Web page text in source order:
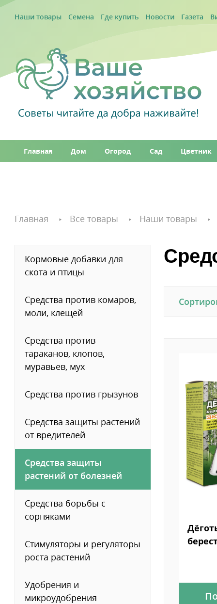
Наши товары Семена Где купить Новости Газета
Главная Дом Огород Сад Цветник
Главная Все товары Наши товары
Кормовые добавки для
скота и птицы
Средства против комаров,
моли, клещей
Средства против
тараканов, клопов,
муравьев, мух
Средства против грызунов
Средства защиты растений
от вредителей
Средства защиты
растений от болезней
Средства борьбы с
сорняками
Стимуляторы и регуляторы
роста растений
Удобрения и
микроудобрения